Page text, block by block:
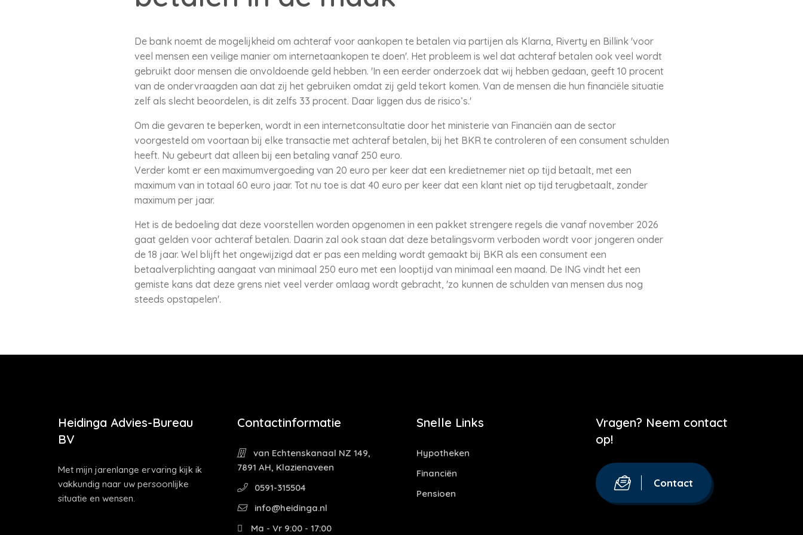
De bank noemt de mogelijkheid om achteraf voor aankopen te betalen via partijen als Klarna, Riverty en Billink 'voor
veel mensen een veilige manier om internetaankopen te doen'. Het probleem is wel dat achteraf betalen ook veel wordt
gebruikt door mensen die onvoldoende geld hebben. 'In een eerder onderzoek dat wij hebben gedaan, geeft 10 procent
van de ondervraagden aan dat zij het gebruiken omdat zij geld tekort komen. Van de mensen die hun financiële situatie
zelf als slecht beoordelen, is dit zelfs 33 procent. Daar liggen dus de risico’s.'
Om die gevaren te beperken, wordt in een internetconsultatie door het ministerie van Financiën aan de sector
voorgesteld om voortaan bij elke transactie met achteraf betalen, bij het BKR te controleren of een consument schulden
heeft. Nu gebeurt dat alleen bij een betaling vanaf 250 euro.
Verder komt er een maximumvergoeding van 20 euro per keer dat een kredietnemer niet op tijd betaalt, met een
maximum van in totaal 60 euro jaar. Tot nu toe is dat 40 euro per keer dat een klant niet op tijd terugbetaalt, zonder
maximum per jaar.
Het is de bedoeling dat deze voorstellen worden opgenomen in een pakket strengere regels die vanaf november 2026
gaat gelden voor achteraf betalen. Daarin zal ook staan dat deze betalingsvorm verboden wordt voor jongeren onder
de 18 jaar. Wel blijft het ongewijzigd dat er pas een melding wordt gemaakt bij BKR als een consument een
betaalverplichting aangaat van minimaal 250 euro met een looptijd van minimaal een maand. De ING vindt het een
gemiste kans dat deze grens niet veel verder omlaag wordt gebracht, 'zo kunnen de schulden van mensen dus nog
steeds opstapelen'.
Heidinga Advies-Bureau
BV
Met mijn jarenlange ervaring kijk ik
vakkundig naar uw persoonlijke
situatie en wensen.
Contactinformatie
van Echtenskanaal NZ 149,
7891 AH, Klazienaveen
0591-315504
info@heidinga.nl
Ma - Vr 9:00 - 17:00
Snelle Links
Hypotheken
Financiën
Pensioen
Vragen? Neem contact
op!
Contact